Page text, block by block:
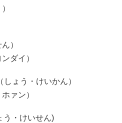
）
ダイ）
しょう・けいかん）
ァン）
う・けいせん)